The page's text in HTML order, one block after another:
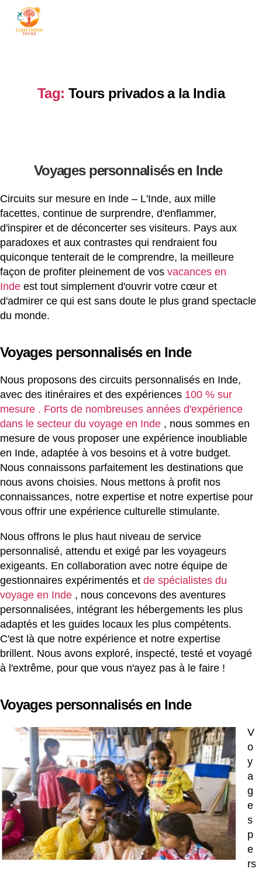
Tag: Tours privados a la India
Voyages personnalisés en Inde
Circuits sur mesure en Inde – L'Inde, aux mille
facettes, continue de surprendre, d'enflammer,
d'inspirer et de déconcerter ses visiteurs. Pays aux
paradoxes et aux contrastes qui rendraient fou
quiconque tenterait de le comprendre, la meilleure
façon de profiter pleinement de vos vacances en
Inde est tout simplement d'ouvrir votre cœur et
d'admirer ce qui est sans doute le plus grand spectacle
du monde.
Voyages personnalisés en Inde
Nous proposons des circuits personnalisés en Inde,
avec des itinéraires et des expériences 100 % sur
mesure . Forts de nombreuses années d'expérience
dans le secteur du voyage en Inde , nous sommes en
mesure de vous proposer une expérience inoubliable
en Inde, adaptée à vos besoins et à votre budget.
Nous connaissons parfaitement les destinations que
nous avons choisies. Nous mettons à profit nos
connaissances, notre expertise et notre expertise pour
vous offrir une expérience culturelle stimulante.
Nous offrons le plus haut niveau de service
personnalisé, attendu et exigé par les voyageurs
exigeants. En collaboration avec notre équipe de
gestionnaires expérimentés et de spécialistes du
voyage en Inde , nous concevons des aventures
personnalisées, intégrant les hébergements les plus
adaptés et les guides locaux les plus compétents.
C'est là que notre expérience et notre expertise
brillent. Nous avons exploré, inspecté, testé et voyagé
à l'extrême, pour que vous n'ayez pas à le faire !
Voyages personnalisés en Inde
V
o
y
a
g
e
s
p
e
rs